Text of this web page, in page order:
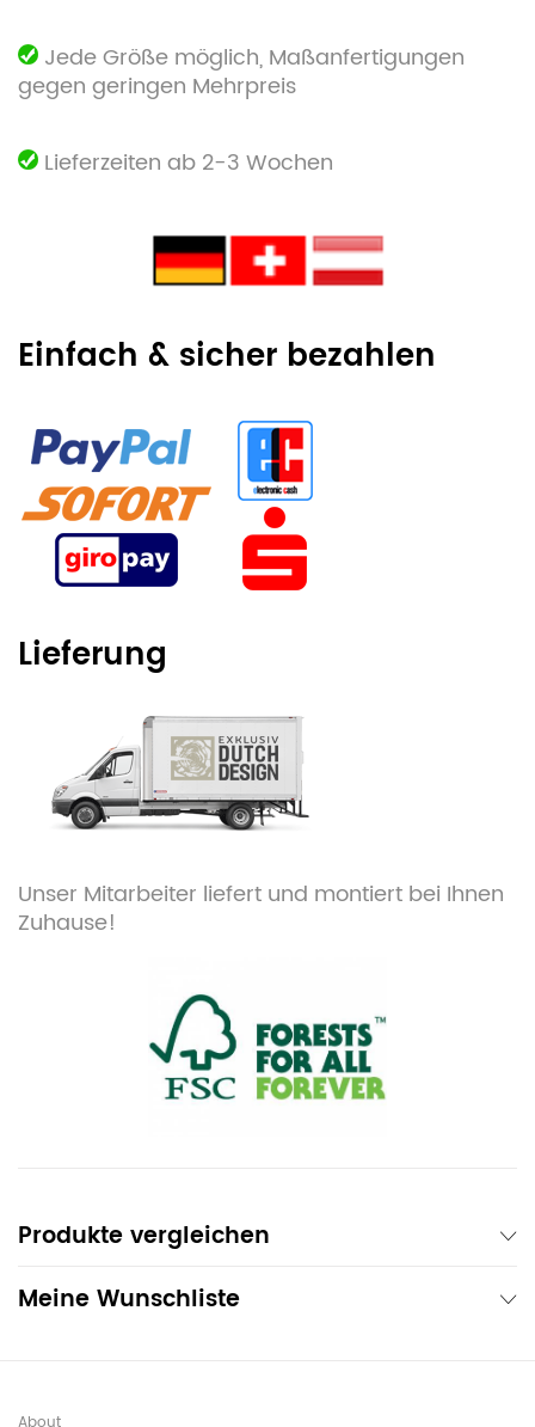
Jede Größe möglich, Maßanfertigungen
gegen geringen Mehrpreis
Lieferzeiten ab 2-3 Wochen
Einfach & sicher bezahlen
Lieferung
Unser Mitarbeiter liefert und montiert bei Ihnen
Zuhause!
Produkte vergleichen
Meine Wunschliste